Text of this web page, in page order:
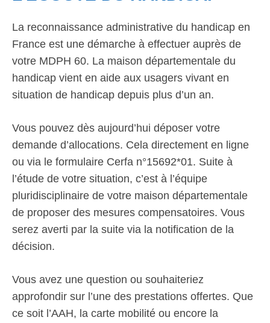
La reconnaissance administrative du handicap en
France est une démarche à effectuer auprès de
votre MDPH 60. La maison départementale du
handicap vient en aide aux usagers vivant en
situation de handicap depuis plus d’un an.
Vous pouvez dès aujourd’hui déposer votre
demande d’allocations. Cela directement en ligne
ou via le formulaire Cerfa n°15692*01. Suite à
l’étude de votre situation, c’est à l’équipe
pluridisciplinaire de votre maison départementale
de proposer des mesures compensatoires. Vous
serez averti par la suite via la notification de la
décision.
Vous avez une question ou souhaiteriez
approfondir sur l’une des prestations offertes. Que
ce soit l’AAH, la carte mobilité ou encore la